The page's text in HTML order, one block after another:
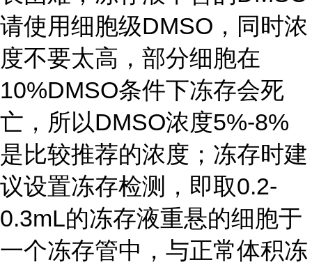
请使用细胞级DMSO，同时浓
度不要太高，部分细胞在
10%DMSO条件下冻存会死
亡，所以DMSO浓度5%-8%
是比较推荐的浓度；冻存时建
议设置冻存检测，即取0.2-
0.3mL的冻存液重悬的细胞于
一个冻存管中，与正常体积冻